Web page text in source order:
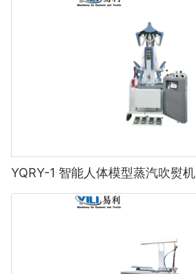
YQRY-1 智能人体模型蒸汽吹熨机